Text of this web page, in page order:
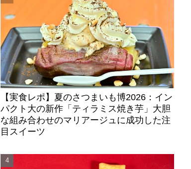
【実食レポ】夏のさつまいも博2026：イン
パクト大の新作「ティラミス焼き芋」大胆
な組み合わせのマリアージュに成功した注
目スイーツ